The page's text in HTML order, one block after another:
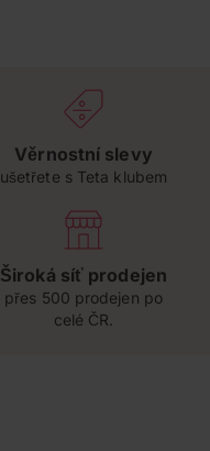
Věrnostní slevy
ušetřete s Teta klubem
Široká síť prodejen
přes 500 prodejen po
celé ČR.